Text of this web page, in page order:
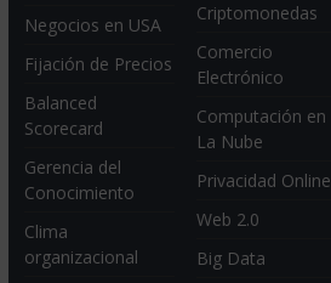
Negocios en USA
Fijación de Precios
Balanced
Scorecard
Gerencia del
Conocimiento
Clima
organizacional
Criptomonedas
Comercio
Electrónico
Computación en
La Nube
Privacidad Online
Web 2.0
Big Data